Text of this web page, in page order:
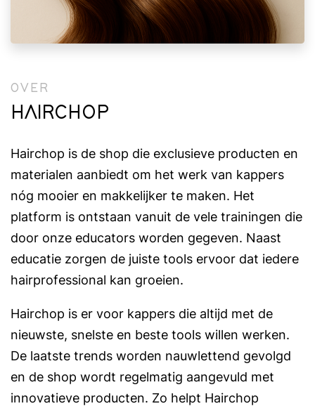
OVER
HAIRCHOP
Hairchop is de shop die exclusieve producten en
materialen aanbiedt om het werk van kappers
nóg mooier en makkelijker te maken. Het
platform is ontstaan vanuit de vele trainingen die
door onze educators worden gegeven. Naast
educatie zorgen de juiste tools ervoor dat iedere
hairprofessional kan groeien.
Hairchop is er voor kappers die altijd met de
nieuwste, snelste en beste tools willen werken.
De laatste trends worden nauwlettend gevolgd
en de shop wordt regelmatig aangevuld met
innovatieve producten. Zo helpt Hairchop